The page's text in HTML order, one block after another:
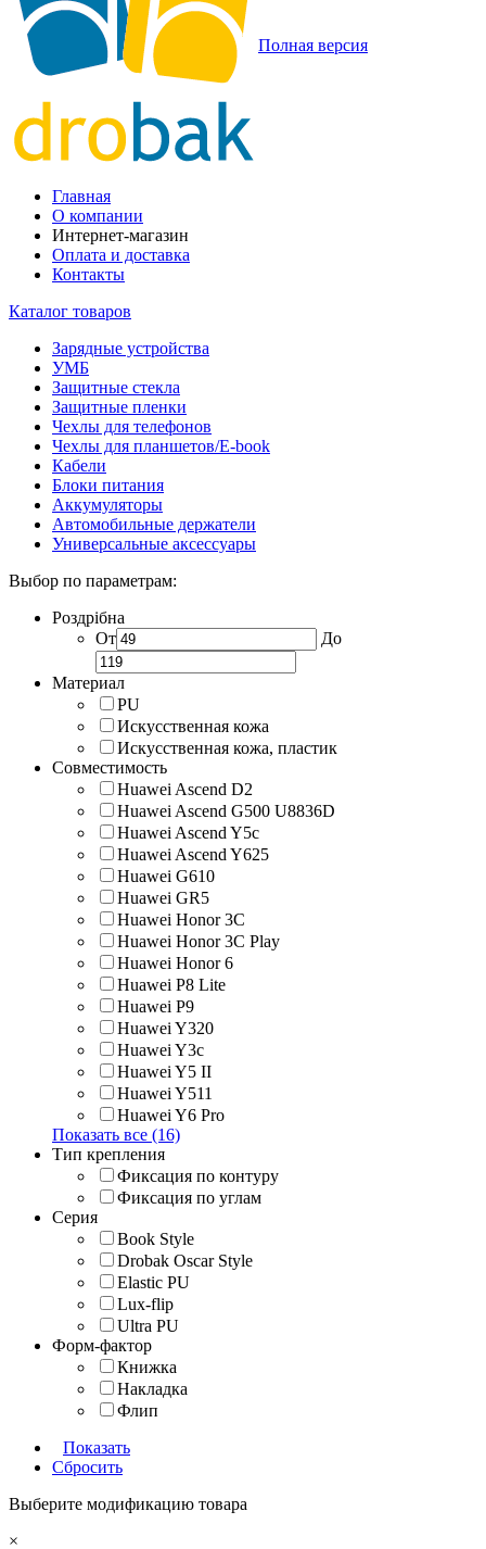
Полная версия
Главная
О компании
Интернет-магазин
Оплата и доставка
Контакты
Каталог товаров
Зарядные устройства
УМБ
Защитные стекла
Защитные пленки
Чехлы для телефонов
Чехлы для планшетов/E-book
Кабели
Блоки питания
Аккумуляторы
Автомобильные держатели
Универсальные аксессуары
Выбор по параметрам:
Роздрібна
От
До
Материал
PU
Искусственная кожа
Искусственная кожа, пластик
Совместимость
Huawei Ascend D2
Huawei Ascend G500 U8836D
Huawei Ascend Y5c
Huawei Ascend Y625
Huawei G610
Huawei GR5
Huawei Honor 3C
Huawei Honor 3C Play
Huawei Honor 6
Huawei P8 Lite
Huawei P9
Huawei Y320
Huawei Y3c
Huawei Y5 II
Huawei Y511
Huawei Y6 Pro
Показать все (16)
Тип крепления
Фиксация по контуру
Фиксация по углам
Серия
Book Style
Drobak Oscar Style
Elastic PU
Lux-flip
Ultra PU
Форм-фактор
Книжка
Накладка
Флип
Показать
Сбросить
Выберите модификацию товара
×